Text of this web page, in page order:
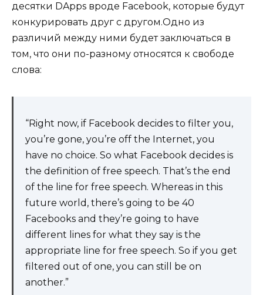
десятки DApps вроде Facebook, которые будут
конкурировать друг с другом.Одно из
различий между ними будет заключаться в
том, что они по-разному относятся к свободе
слова:
“Right now, if Facebook decides to filter you,
you’re gone, you’re off the Internet, you
have no choice. So what Facebook decides is
the definition of free speech. That’s the end
of the line for free speech. Whereas in this
future world, there’s going to be 40
Facebooks and they’re going to have
different lines for what they say is the
appropriate line for free speech. So if you get
filtered out of one, you can still be on
another.”